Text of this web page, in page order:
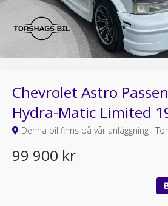
Chevrolet Astro
Hydra-Matic Limited
Denna bil finns på vår anläggning i
99 900 kr